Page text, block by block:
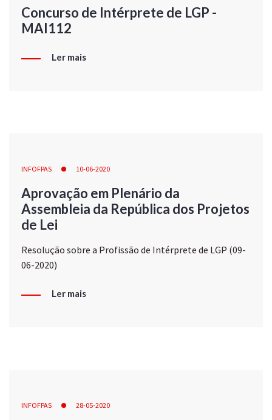
Concurso de Intérprete de LGP -
MAI112
Ler mais
INFOFPAS 10-06-2020
Aprovação em Plenário da
Assembleia da República dos Projetos
de Lei
Resolução sobre a Profissão de Intérprete de LGP (09-
06-2020)
Ler mais
INFOFPAS 28-05-2020